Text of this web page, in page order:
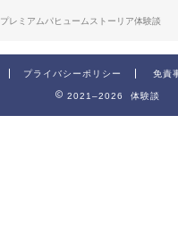
プレミアムパヒュームストーリア体験談
プライバシーポリシー 免責
2021–2026 体験談